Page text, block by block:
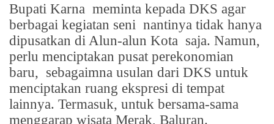
Bupati Karna meminta kepada DKS agar
berbagai kegiatan seni nantinya tidak hanya
dipusatkan di Alun-alun Kota saja. Namun,
perlu menciptakan pusat perekonomian
baru, sebagaimna usulan dari DKS untuk
menciptakan ruang ekspresi di tempat
lainnya. Termasuk, untuk bersama-sama
menggarap wisata Merak, Baluran.